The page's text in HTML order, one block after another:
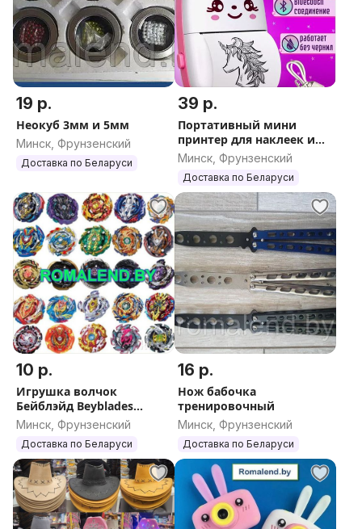
19 р.
Неокуб 3мм и 5мм
Минск, Фрунзенский
Доставка по Беларуси
39 р.
Портативный мини
принтер для наклеек и
фото и термобумага для
мини принтера
Минск, Фрунзенский
Доставка по Беларуси
10 р.
Игрушка волчок
Бейблэйд Beyblades
(много разных)
Минск, Фрунзенский
Доставка по Беларуси
16 р.
Нож бабочка
тренировочный
Минск, Фрунзенский
Доставка по Беларуси